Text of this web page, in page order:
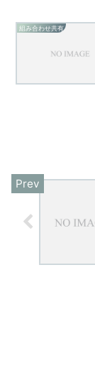
組み合わせ共有